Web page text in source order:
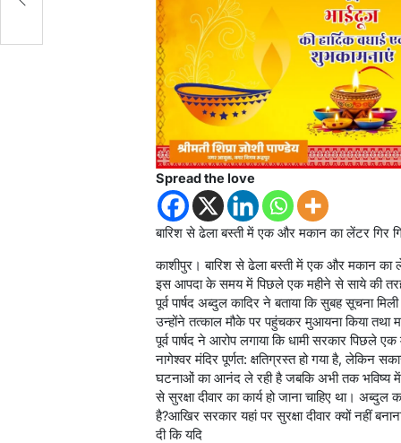
Spread the love
बारिश से ढेला बस्ती में एक और मकान का लेंटर गिर
काशीपुर। बारिश से ढेला बस्ती में एक और मकान का
इस आपदा के समय में पिछले एक महीने से साये की
पूर्व पार्षद अब्दुल कादिर ने बताया कि सुबह सूचना
उन्होंने तत्काल मौके पर पहुंचकर मुआयना किया
पूर्व पार्षद ने आरोप लगाया कि धामी सरकार
नागेश्वर मंदिर पूर्णत: क्षतिग्रस्त हो गया है, लेकिन
घटनाओं का आनंद ले रही है जबकि अभी तक भविष्य
से सुरक्षा दीवार का कार्य हो जाना चाहिए था।
है?आखिर सरकार यहां पर सुरक्षा दीवार क्यों नहीं
दी कि यदि